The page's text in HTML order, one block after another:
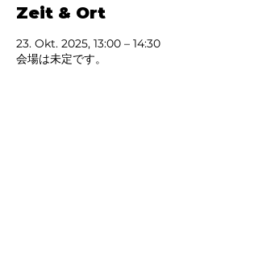
Zeit & Ort
23. Okt. 2025, 13:00 – 14:30
会場は未定です。